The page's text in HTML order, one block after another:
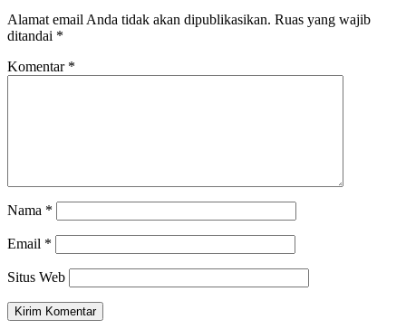
Alamat email Anda tidak akan dipublikasikan. Ruas yang wajib
ditandai *
Komentar *
Nama *
Email *
Situs Web